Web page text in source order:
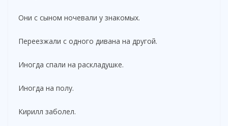
Они с сыном ночевали у знакомых.
Переезжали с одного дивана на другой.
Иногда спали на раскладушке.
Иногда на полу.
Кирилл заболел.